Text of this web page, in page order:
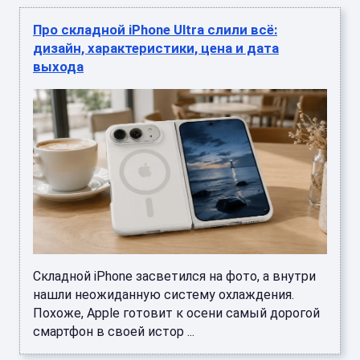
Про складной iPhone Ultra слили всё:
дизайн, характеристики, цена и дата
выхода
Складной iPhone засветился на фото, а внутри
нашли неожиданную систему охлаждения.
Похоже, Apple готовит к осени самый дорогой
смартфон в своей истор ...